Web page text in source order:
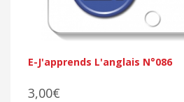
E-J'apprends L'anglais N°086
3,00€